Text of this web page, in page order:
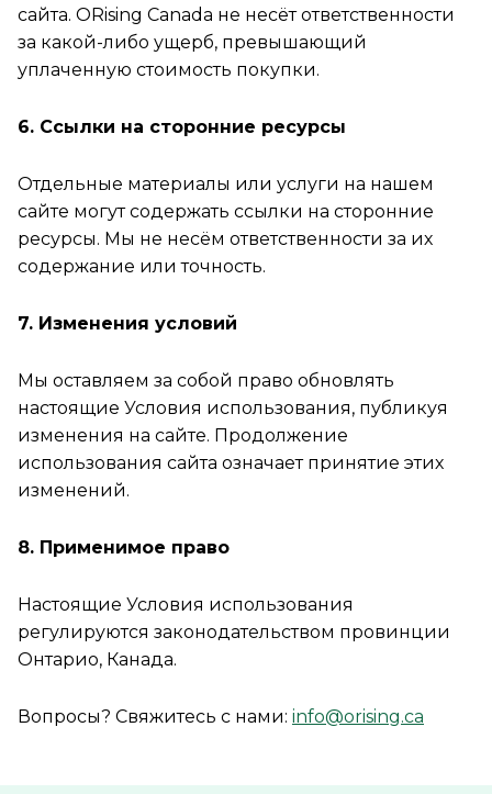
сайта. ORising Canada не несёт ответственности
за какой-либо ущерб, превышающий
уплаченную стоимость покупки.
6. Ссылки на сторонние ресурсы
Отдельные материалы или услуги на нашем
сайте могут содержать ссылки на сторонние
ресурсы. Мы не несём ответственности за их
содержание или точность.
7. Изменения условий
Мы оставляем за собой право обновлять
настоящие Условия использования, публикуя
изменения на сайте. Продолжение
использования сайта означает принятие этих
изменений.
8. Применимое право
Настоящие Условия использования
регулируются законодательством провинции
Онтарио, Канада.
Вопросы? Свяжитесь с нами: info@orising.ca